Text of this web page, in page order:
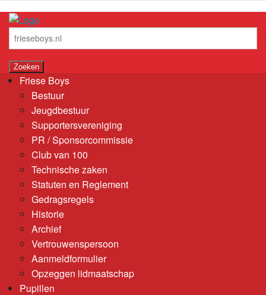
Friese Boys
Bestuur
Jeugdbestuur
Supportersvereniging
PR / Sponsorcommissie
Club van 100
Technische zaken
Statuten en Reglement
Gedragsregels
Historie
Archief
Vertrouwenspersoon
Aanmeldformulier
Opzeggen lidmaatschap
Pupillen